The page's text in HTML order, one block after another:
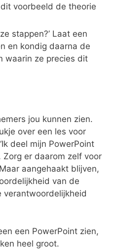
voorbeeld de theorie
stappen?’ Laat een
en kondig daarna de
waarin ze precies dit
jou kunnen zien.
over een les voor
deel mijn PowerPoint
er daarom zelf voor
aangehaakt blijven,
van de
verantwoordelijkheid
een PowerPoint zien,
heel groot.